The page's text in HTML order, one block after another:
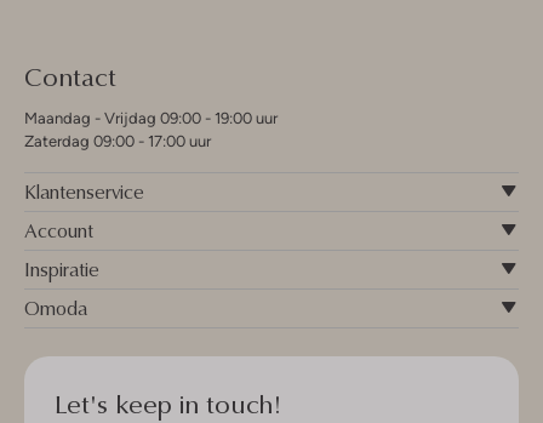
Contact
Maandag - Vrijdag 09:00 - 19:00 uur
Zaterdag 09:00 - 17:00 uur
Klantenservice
Account
Inspiratie
Omoda
Let's keep in touch!